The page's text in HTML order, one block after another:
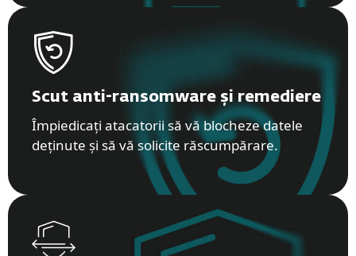
Scut anti-ransomware și remediere
Împiedicați atacatorii să vă blocheze datele
deținute și să vă solicite răscumpărare.